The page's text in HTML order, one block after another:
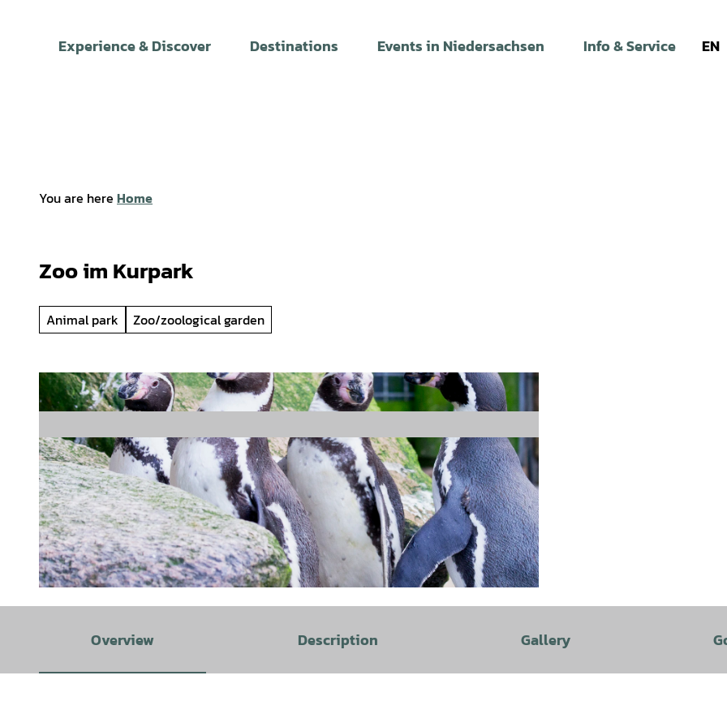
Experience & Discover Destinations Events in Niedersachsen Info & Service EN
You are here Home
Zoo im Kurpark
Animal park Zoo/zoological garden
Overview Description Gallery